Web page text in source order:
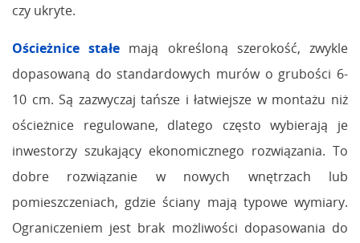
czy ukryte.
Ościeżnice stałe mają określoną szerokość, zwykle
dopasowaną do standardowych murów o grubości 6-
10 cm. Są zazwyczaj tańsze i łatwiejsze w montażu niż
ościeżnice regulowane, dlatego często wybierają je
inwestorzy szukający ekonomicznego rozwiązania. To
dobre rozwiązanie w nowych wnętrzach lub
pomieszczeniach, gdzie ściany mają typowe wymiary.
Ograniczeniem jest brak możliwości dopasowania do